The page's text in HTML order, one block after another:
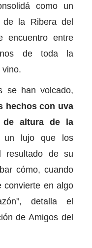
como un
de la Ribera del
encuentro entre
de toda la
vino.
se han volcado,
hechos con uva
altura de la
un lujo que los
resultado de su
cómo, cuando
convierte en algo
detalla el
de Amigos del